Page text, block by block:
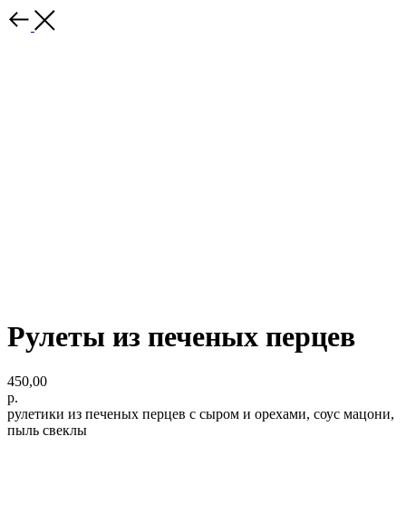
Рулеты из печеных перцев
450,00
р.
рулетики из печеных перцев с сыром и орехами, соус мацони,
пыль свеклы